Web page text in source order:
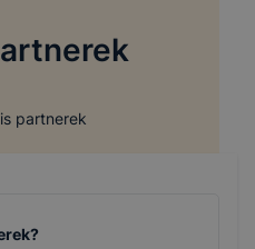
partnerek